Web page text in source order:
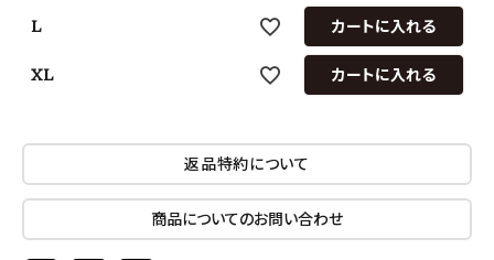
L カートに入れる
XL カートに入れる
返品特約について
商品についてのお問い合わせ